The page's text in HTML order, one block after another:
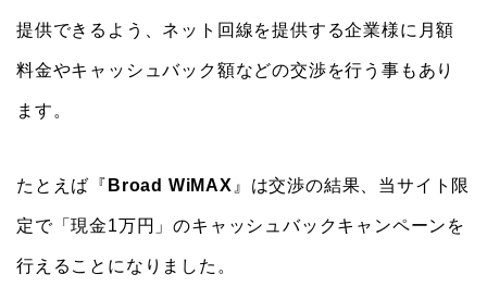
提供できるよう、ネット回線を提供する企業様に月額
料金やキャッシュバック額などの交渉を行う事もあり
ます。
たとえば『 Broad WiMAX 』は交渉の結果、当サイト限
定で「現金1万円」のキャッシュバックキャンペーンを
行えることになりました。